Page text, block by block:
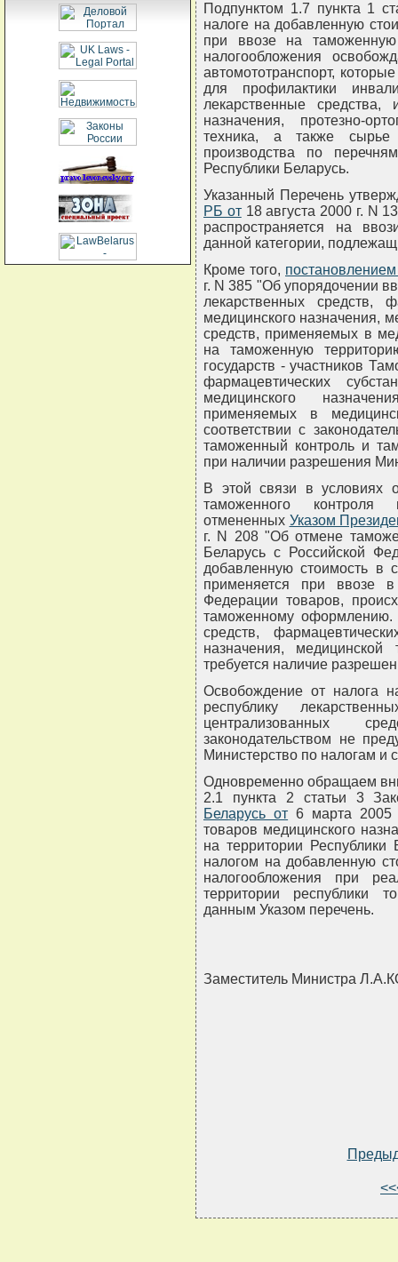
Подпунктом 1.7 пункта 1
налоге на добавленную
при ввозе на таможенную
налогообложения
автомототранспорт,
для профилактики
лекарственные средства,
назначения, протезно-
техника, а также
производства по
Республики Беларусь.
Указанный Перечень
РБ от18 августа 2000 г. N
распространяется на
данной категории,
Кроме того,
г. N 385 "Об упорядочении
лекарственных средств,
медицинского назначения,
средств, применяемых в
на таможенную
государств - участников
фармацевтических
медицинского
применяемых в
соответствии с
таможенный контроль и
при наличии разрешения
В этой связи в условиях
таможенного контроля
отмененных Указом
г. N 208 "Об отмене
Беларусь с Российской
добавленную стоимость в
применяется при ввозе в
Федерации товаров,
таможенному
средств,
назначения,
требуется наличие
Освобождение от налога
республику
централизованных
законодательством не
Министерство по налогам и
Одновременно обращаем
2.1 пункта 2 статьи 3
Беларусь от 6 марта 2005
товаров медицинского
на территории
налогом на добавленную
налогообложения при
территории республики
данным Указом перечень.
Заместитель Министра